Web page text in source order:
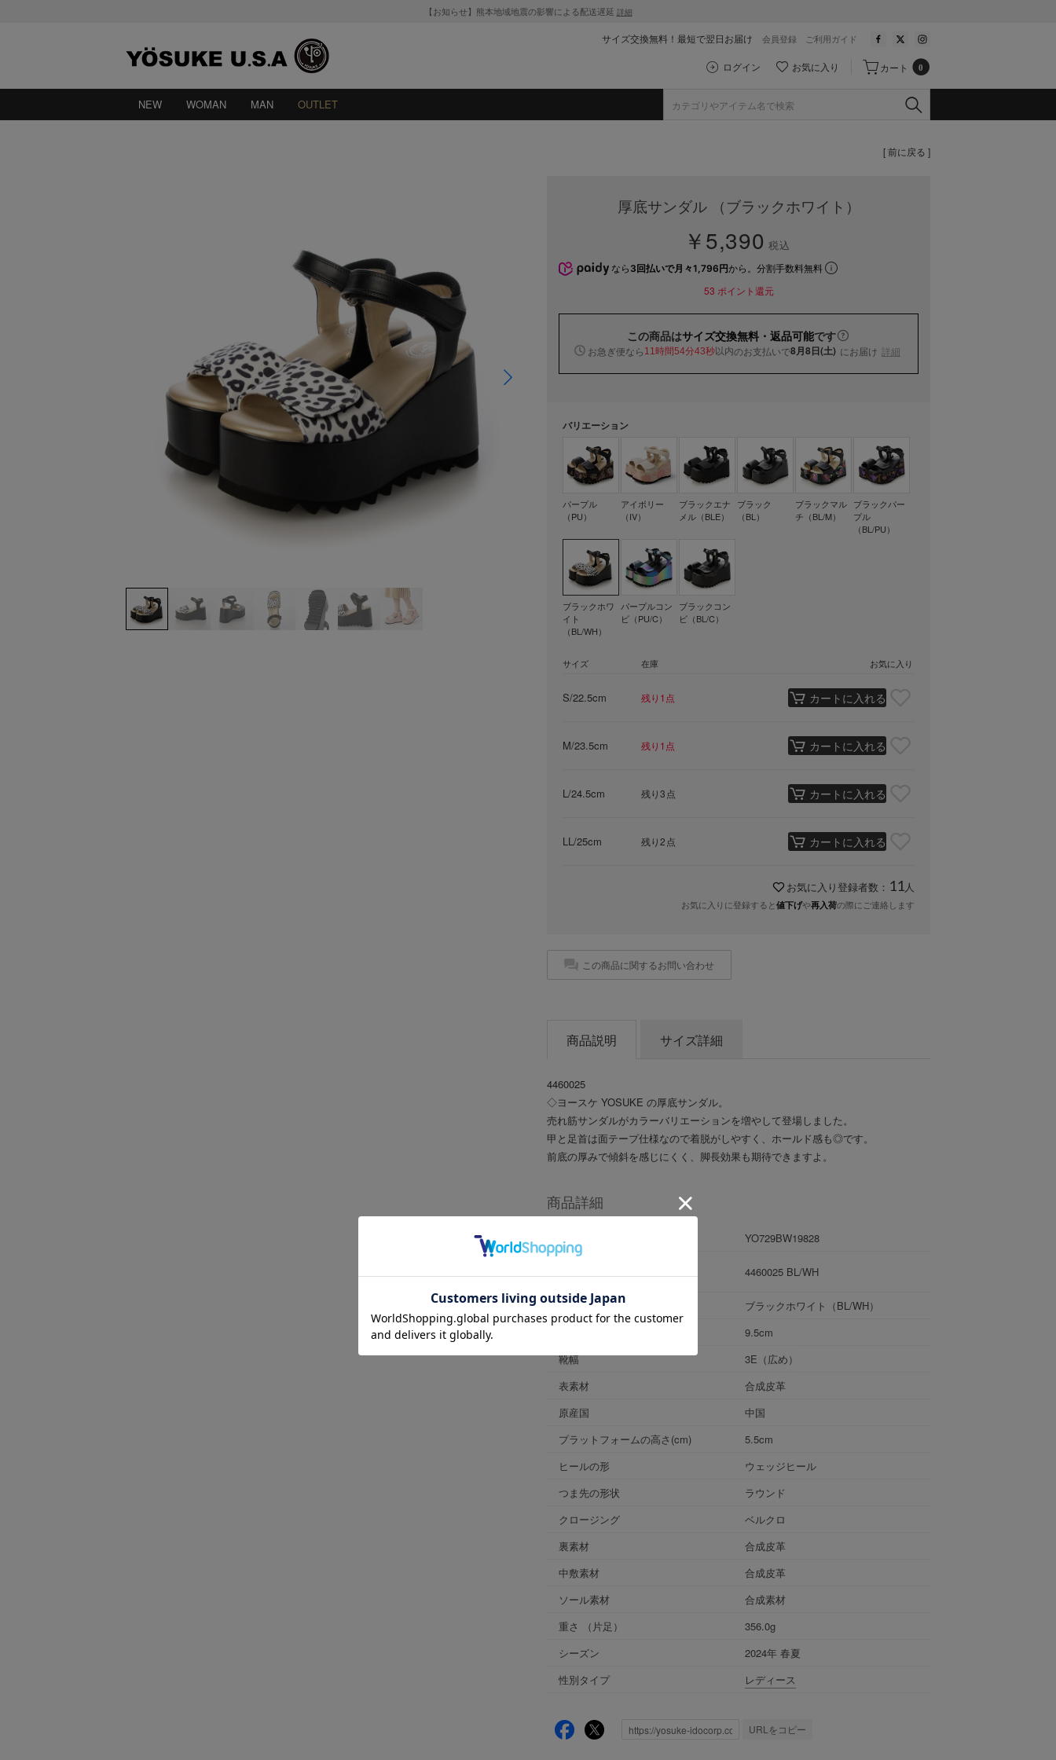
【お知らせ】熊本地域地震の影響による配送遅延 詳細
サイズ交換無料！最短で翌日お届け 会員登録 ご利用ガイド
ログイン お気に入り カート 0
NEW WOMAN MAN OUTLET
[ 前に戻る ]
厚底サンダル （ブラックホワイト）
￥5,390 税込
なら 3回払いで月々1,796円から。分割手数料無料
53 ポイント還元
この商品はサイズ交換無料・返品可能です
お急ぎ便なら 11時間54分43秒以内のお支払いで8月8日(土) にお届け 詳細
バリエーション
パープル
（PU）
アイボリー
（IV）
ブラックエナ
メル（BLE）
ブラック
（BL）
ブラックマル
チ（BL/M）
ブラックパー
プル
（BL/PU）
ブラックホワ
イト
（BL/WH）
パープルコン
ビ（PU/C）
ブラックコン
ビ（BL/C）
サイズ 在庫 お気に入り
S/22.5cm 残り1点 カートに入れる
M/23.5cm 残り1点 カートに入れる
L/24.5cm 残り3点 カートに入れる
LL/25cm 残り2点 カートに入れる
お気に入り登録者数： 11 人
お気に入りに登録すると値下げや再入荷の際にご連絡します
この商品に関するお問い合わせ
商品説明 サイズ詳細
4460025
◇ヨースケ YOSUKE の厚底サンダル。
売れ筋サンダルがカラーバリエーションを増やして登場しました。
甲と足首は面テープ仕様なので着脱がしやすく、ホールド感も◎です。
前底の厚みで傾斜を感じにくく、脚長効果も期待できますよ。
商品詳細
YO729BW19828
※店舗お問い合わせ用
4460025 BL/WH
色
ブラックホワイト（BL/WH）
9.5cm
靴幅
3E（広め）
表素材
合成皮革
原産国
中国
プラットフォームの高さ(cm)
5.5cm
ヒールの形
ウェッジヒール
つま先の形状
ラウンド
クロージング
ベルクロ
裏素材
合成皮革
中敷素材
合成皮革
ソール素材
合成素材
重さ
（片足）
356.0g
シーズン
2024年 春夏
性別タイプ
レディース
URLをコピー